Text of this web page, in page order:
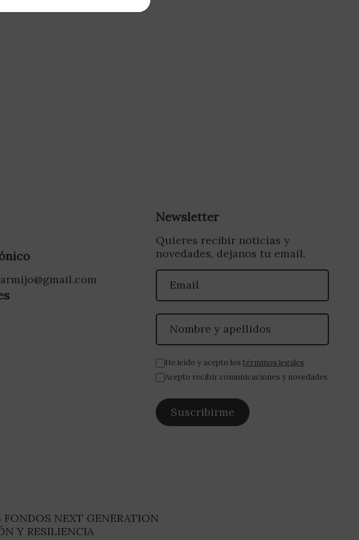
Newsletter
Quieres recibir noticias y
novedades, dejanos tu email.
He leído y acepto los términos legales
Acepto recibir comunicaciones y novedades
NEXT GENERATION
Y RESILIENCIA